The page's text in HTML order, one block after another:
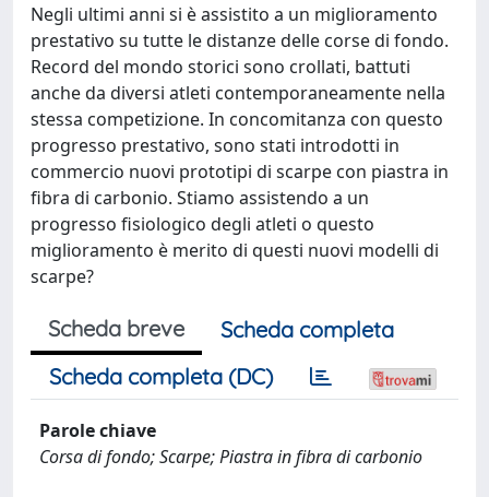
Negli ultimi anni si è assistito a un miglioramento
prestativo su tutte le distanze delle corse di fondo.
Record del mondo storici sono crollati, battuti
anche da diversi atleti contemporaneamente nella
stessa competizione. In concomitanza con questo
progresso prestativo, sono stati introdotti in
commercio nuovi prototipi di scarpe con piastra in
fibra di carbonio. Stiamo assistendo a un
progresso fisiologico degli atleti o questo
miglioramento è merito di questi nuovi modelli di
scarpe?
Scheda breve
Scheda completa
Scheda completa (DC)
Parole chiave
Corsa di fondo; Scarpe; Piastra in fibra di carbonio